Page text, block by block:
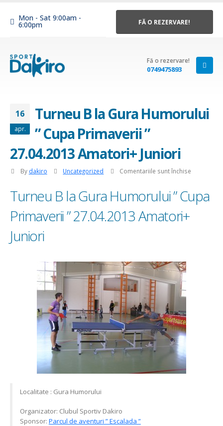
Mon - Sat 9:00am -
6:00pm FĂ O REZERVARE!
Fă o rezervare!
0749475893
16
apr.
Turneu B la Gura Humorului
” Cupa Primaverii ”
27.04.2013 Amatori+ Juniori
By dakiro Uncategorized Comentariile sunt închise
la
Turneu B la Gura Humorului ” Cupa
Primaverii ” 27.04.2013 Amatori+
Juniori
Localitate : Gura Humorului
Organizator: Clubul Sportiv Dakiro
Sponsor: Parcul de aventuri ” Escalada ”